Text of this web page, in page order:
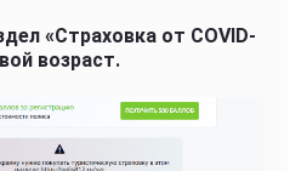
«Страховка от COVID-
возраст.